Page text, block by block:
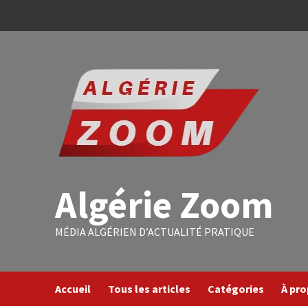
Algérie Zoom
MÉDIA ALGÉRIEN D’ACTUALITÉ PRATIQUE
Accueil Tous les articles Catégories À